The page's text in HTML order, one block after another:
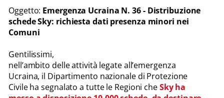
Oggetto: Emergenza Ucraina N. 36 - Distribuzione
schede Sky: richiesta dati presenza minori nei
Comuni
Gentilissimi,
nell’ambito delle attività legate all’emergenza
Ucraina, il Dipartimento nazionale di Protezione
Civile ha segnalato a tutte le Regioni cheSky ha